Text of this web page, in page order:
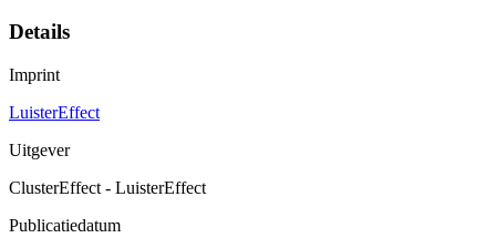
Details
Imprint
LuisterEffect
Uitgever
ClusterEffect - LuisterEffect
Publicatiedatum